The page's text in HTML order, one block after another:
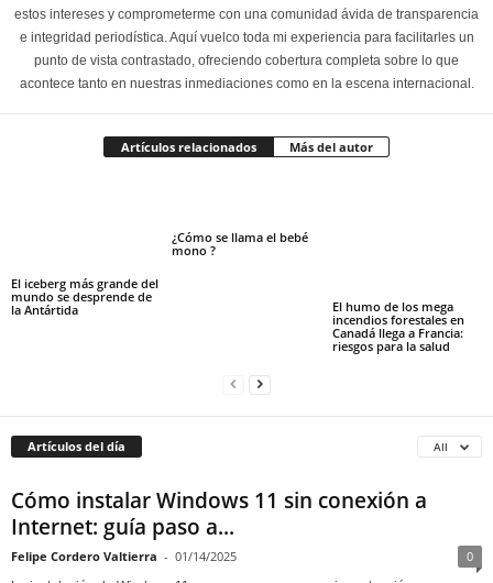
estos intereses y comprometerme con una comunidad ávida de transparencia
e integridad periodística. Aquí vuelco toda mi experiencia para facilitarles un
punto de vista contrastado, ofreciendo cobertura completa sobre lo que
acontece tanto en nuestras inmediaciones como en la escena internacional.
Artículos relacionados Más del autor
El iceberg más grande del
mundo se desprende de
la Antártida
¿Cómo se llama el bebé
mono ?
El humo de los mega
incendios forestales en
Canadá llega a Francia:
riesgos para la salud
Artículos del día All
Cómo instalar Windows 11 sin conexión a
Internet: guía paso a...
Felipe Cordero Valtierra - 01/14/2025 0